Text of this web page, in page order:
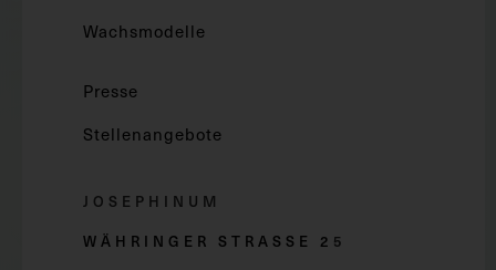
Wachsmodelle
Presse
Stellenangebote
JOSEPHINUM
WÄHRINGER STRASSE 2 5